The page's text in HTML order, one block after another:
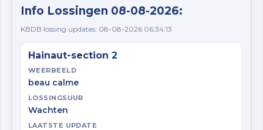
Info Lossingen 08-08-2026:
KBDB lossing updates: 08-08-2026 06:34:13
Hainaut-section 2
WEERBEELD
beau calme
LOSSINGSUUR
Wachten
LAATSTE UPDATE